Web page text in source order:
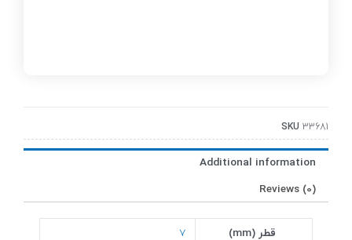
SKU 33681
Additional information
Reviews (0)
قطر (mm)
7